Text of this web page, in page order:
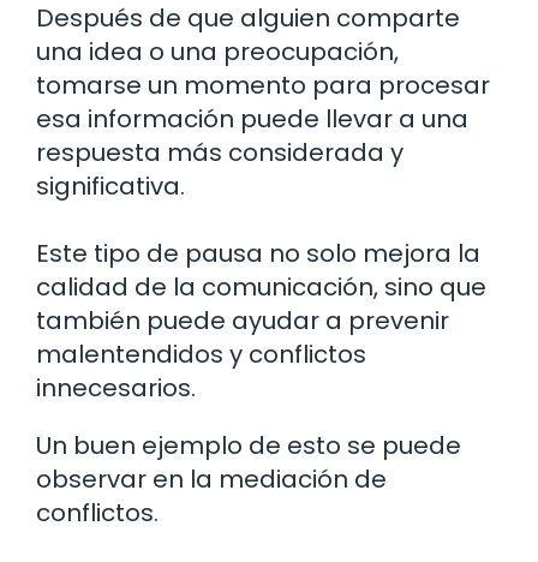
Después de que alguien comparte
una idea o una preocupación,
tomarse un momento para procesar
esa información puede llevar a una
respuesta más considerada y
significativa.
Este tipo de pausa no solo mejora la
calidad de la comunicación, sino que
también puede ayudar a prevenir
malentendidos y conflictos
innecesarios.
Un buen ejemplo de esto se puede
observar en la mediación de
conflictos.